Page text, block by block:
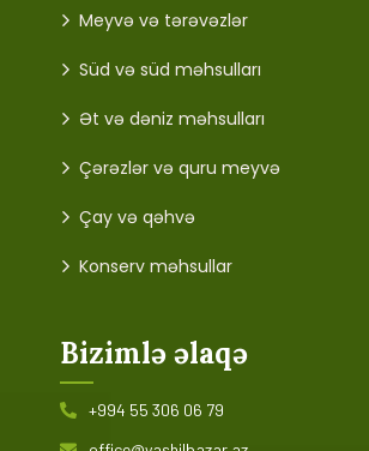
Meyvə və tərəvəzlər
Süd və süd məhsulları
Ət və dəniz məhsulları
Çərəzlər və quru meyvə
Çay və qəhvə
Konserv məhsullar
Bizimlə əlaqə
+994 55 306 06 79